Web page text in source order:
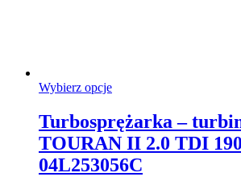
Wybierz opcjeTen
wiele
wariantów.
Opcje
można
Turbosprężarka –
TOURAN II 2.0 TDI
04L253056C